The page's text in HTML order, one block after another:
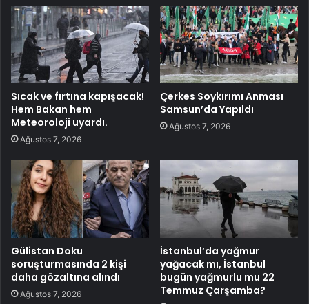
Sıcak ve fırtına kapışacak!
Hem Bakan hem
Meteoroloji uyardı.
Ağustos 7, 2026
Çerkes Soykırımı Anması
Samsun’da Yapıldı
Ağustos 7, 2026
Gülistan Doku
soruşturmasında 2 kişi
daha gözaltına alındı
Ağustos 7, 2026
İstanbul’da yağmur
yağacak mı, İstanbul
bugün yağmurlu mu 22
Temmuz Çarşamba?